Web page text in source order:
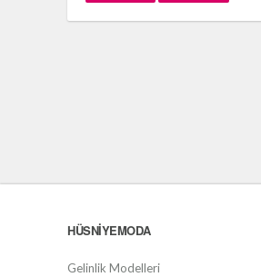
HÜSNIYEMODA
Gelinlik Modelleri